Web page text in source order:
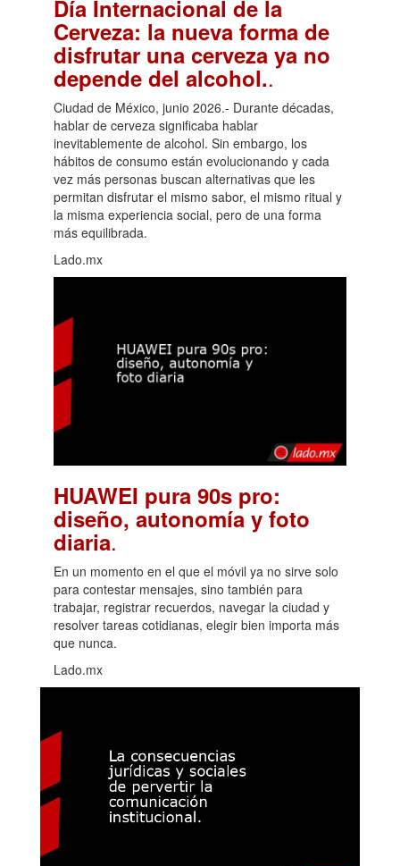
Día Internacional de la
Cerveza: la nueva forma de
disfrutar una cerveza ya no
depende del alcohol..
Ciudad de México, junio 2026.- Durante décadas,
hablar de cerveza significaba hablar
inevitablemente de alcohol. Sin embargo, los
hábitos de consumo están evolucionando y cada
vez más personas buscan alternativas que les
permitan disfrutar el mismo sabor, el mismo ritual y
la misma experiencia social, pero de una forma
más equilibrada.
Lado.mx
HUAWEI pura 90s pro:
diseño, autonomía y foto
diaria.
En un momento en el que el móvil ya no sirve solo
para contestar mensajes, sino también para
trabajar, registrar recuerdos, navegar la ciudad y
resolver tareas cotidianas, elegir bien importa más
que nunca.
Lado.mx